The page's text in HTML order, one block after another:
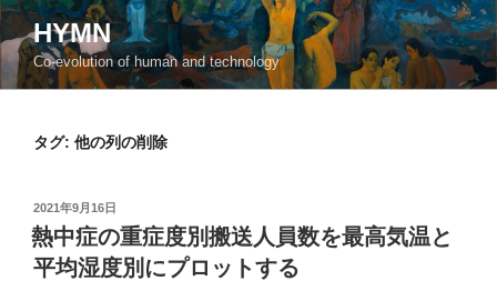
コ
ン
テ
ン
HYMN
Co-evolution of human and technology
タグ: 他の列の削除
投
稿
日:
2021年9月16日
熱中症の重症度別搬送人員数を最高気温と
平均湿度別にプロットする